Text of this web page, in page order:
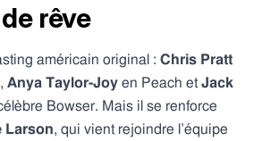
rêve
américain original : Chris Pratt
Anya Taylor-Joy en Peach et Jack
Bowser. Mais il se renforce
Larson, qui vient rejoindre l’équipe